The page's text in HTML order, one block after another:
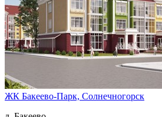
ЖК Бакеево-Парк, Солнечногорск